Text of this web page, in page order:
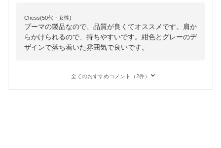
Chess(50代・女性)
プーマの製品なので、品質が良くてオススメです。肩か
らかけられるので、持ちやすいです。紺色とグレーのデ
ザインで落ち着いた雰囲気で良いです。
全てのおすすめコメント（2件）